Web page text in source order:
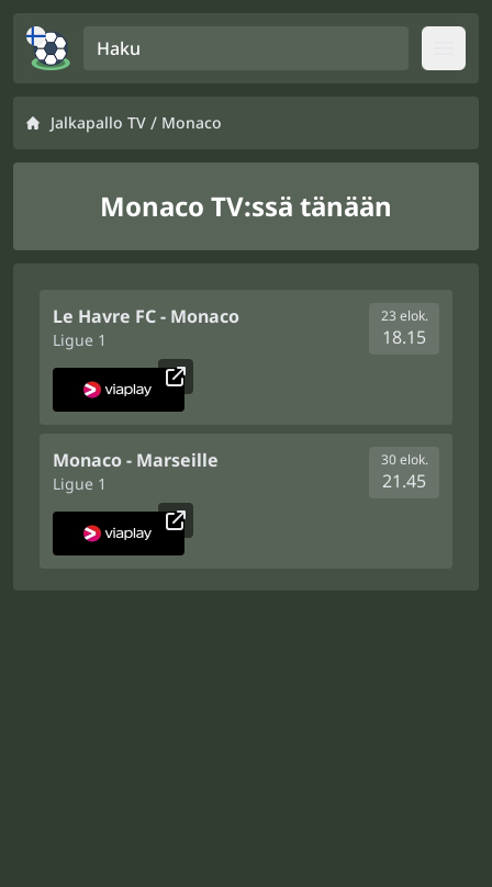
Jalkapallo TV / Monaco
Monaco TV:ssä tänään
Le Havre FC - Monaco
Ligue 1
23 elok.
18.15
Monaco - Marseille
Ligue 1
30 elok.
21.45